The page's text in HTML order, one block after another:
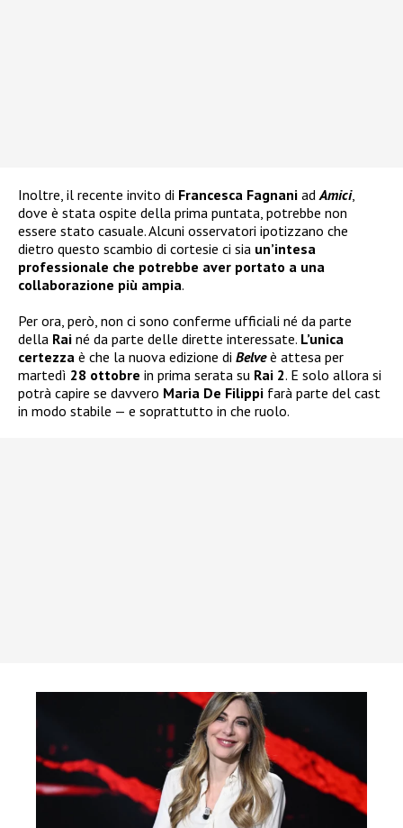
Inoltre, il recente invito di Francesca Fagnani adAmici,
dove è stata ospite della prima puntata, potrebbe non
essere stato casuale. Alcuni osservatori ipotizzano che
dietro questo scambio di cortesie ci sia un’intesa
professionale che potrebbe aver portato a una
collaborazione più ampia.
Per ora, però, non ci sono conferme ufficiali né da parte
della Rai né da parte delle dirette interessate. L’unica
certezza è che la nuova edizione di Belve è attesa per
martedì 28 ottobre in prima serata su Rai 2. E solo allora si
potrà capire se davvero Maria De Filippi farà parte del cast
in modo stabile — e soprattutto in che ruolo.